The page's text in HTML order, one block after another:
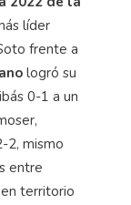
líder
frente a
logró su
0-1 a un
2, mismo
entre
territorio